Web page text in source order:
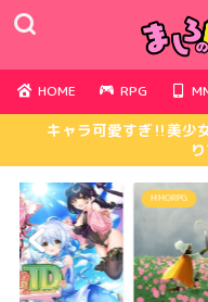
HOME RPG
キャラ可愛すぎ‼︎美少
MMORPG